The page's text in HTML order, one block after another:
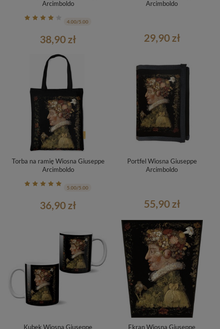
Arcimboldo
4.00/5.00
38,90 zł
Arcimboldo
29,90 zł
Torba na ramię Wiosna Giuseppe
Arcimboldo
5.00/5.00
36,90 zł
Portfel Wiosna Giuseppe
Arcimboldo
55,90 zł
Kubek Wiosna Giuseppe
Ekran Wiosna Giuseppe